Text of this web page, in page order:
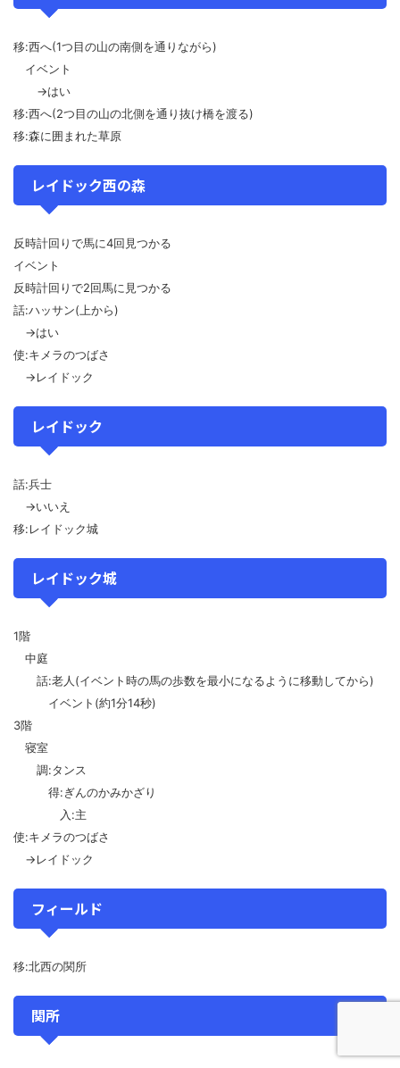
移:西へ(1つ目の山の南側を通りながら)
イベント
→はい
移:西へ(2つ目の山の北側を通り抜け橋を渡る)
移:森に囲まれた草原
レイドック西の森
反時計回りで馬に4回見つかる
イベント
反時計回りで2回馬に見つかる
話:ハッサン(上から)
→はい
使:キメラのつばさ
→レイドック
レイドック
話:兵士
→いいえ
移:レイドック城
レイドック城
1階
中庭
話:老人(イベント時の馬の歩数を最小になるように移動してから)
イベント(約1分14秒)
3階
寝室
調:タンス
得:ぎんのかみかざり
入:主
使:キメラのつばさ
→レイドック
フィールド
移:北西の関所
関所